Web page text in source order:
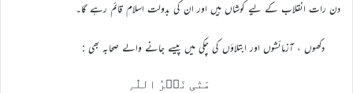
دن رات انقلاب کے لیے کوشاں ہیں اور ان کی بدولت اسلام قائم رہے گا۔
دکھوں ، آزمائشوں اور ابتلاؤں کی چکی میں پیسے جانے والے صحابہ بھی :
مَتٰی نَصۡرُ اللّٰہِ